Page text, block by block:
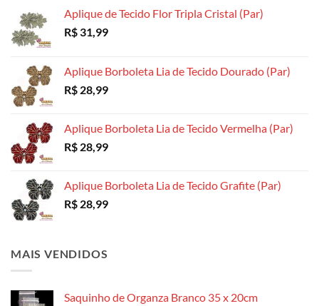
Aplique de Tecido Flor Tripla Cristal (Par)
R$ 31,99
Aplique Borboleta Lia de Tecido Dourado (Par)
R$ 28,99
Aplique Borboleta Lia de Tecido Vermelha (Par)
R$ 28,99
Aplique Borboleta Lia de Tecido Grafite (Par)
R$ 28,99
MAIS VENDIDOS
Saquinho de Organza Branco 35 x 20cm